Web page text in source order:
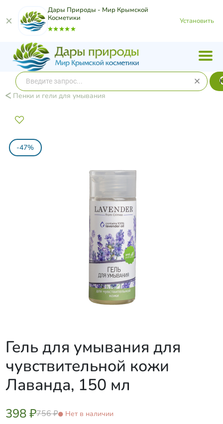
Дары Природы - Мир Крымской
Косметики
Установить
Пенки и гели для умывания
-47%
Гель для умывания для
чувствительной кожи
Лаванда, 150 мл
398 ₽756 ₽ Нет в наличии